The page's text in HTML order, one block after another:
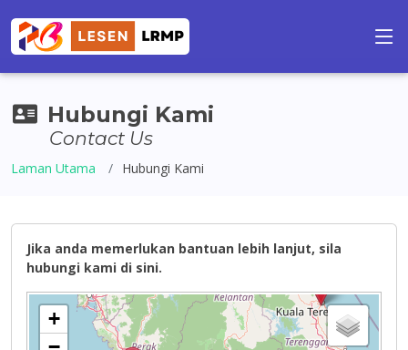
Hubungi Kami
Contact Us
Laman Utama Hubungi Kami
Jika anda memerlukan bantuan lebih lanjut, sila
hubungi kami di sini.